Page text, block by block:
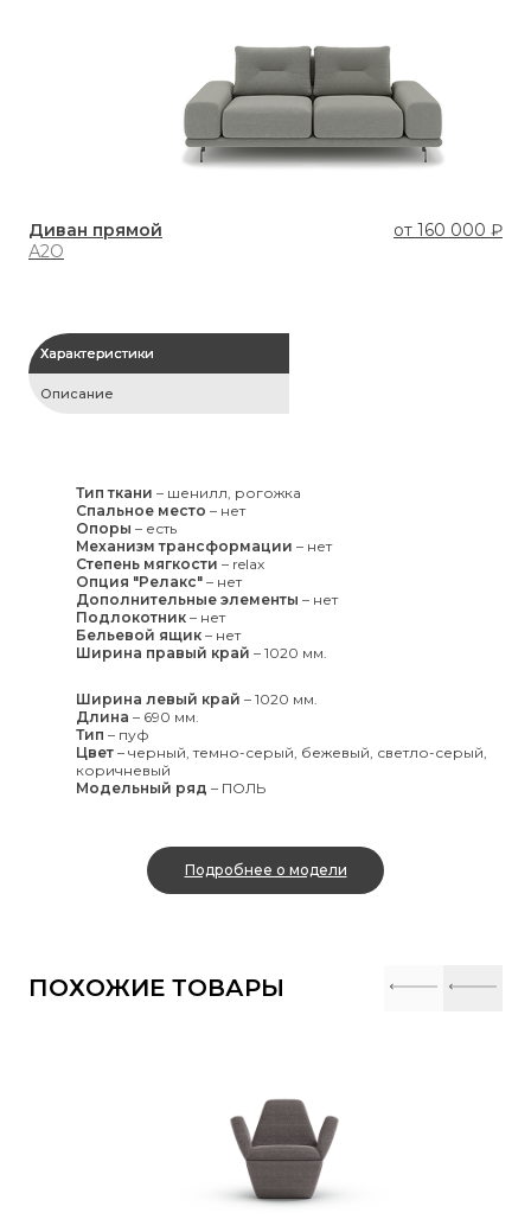
Диван прямой от 160 000 ₽
А2О
Характеристики
Описание
Тип ткани – шенилл, рогожка
Спальное место – нет
Опоры – есть
Механизм трансформации – нет
Степень мягкости – relax
Опция "Релакс" – нет
Дополнительные элементы – нет
Подлокотник – нет
Бельевой ящик – нет
Ширина правый край – 1020 мм.
Ширина левый край – 1020 мм.
Длина – 690 мм.
Тип – пуф
Цвет – черный, темно-серый, бежевый, светло-серый,
коричневый
Модельный ряд – ПОЛЬ
Подробнее о модели
ПОХОЖИЕ ТОВАРЫ